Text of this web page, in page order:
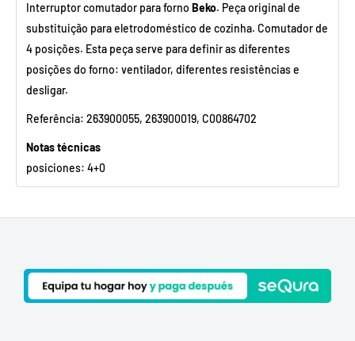
Interruptor comutador para forno Beko. Peça original de
substituição para eletrodoméstico de cozinha. Comutador de
4 posições. Esta peça serve para definir as diferentes
posições do forno: ventilador, diferentes resistências e
desligar.
Referência: 263900055, 263900019, C00864702
Notas técnicas
posiciones: 4+0